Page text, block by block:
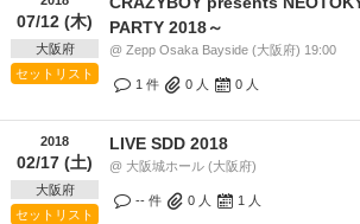
07/12 (木)
大阪府
セットリスト
PARTY 2018～
@ Zepp Osaka Bayside (大阪府) 19:00
1 件 0 人 0 人
2018
02/17 (土)
大阪府
セットリスト
LIVE SDD 2018
@ 大阪城ホール (大阪府)
-- 件 0 人 1 人